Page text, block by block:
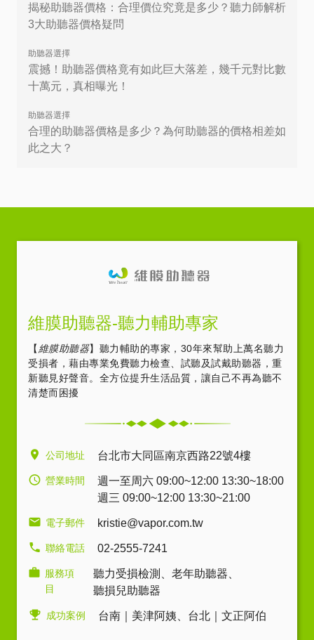
揭秘助聽器價格：合理價位究竟是多少？聽力師解析
3大助聽器價格疑問
助聽器選擇
震撼！助聽器價格竟有如此巨大落差，幾千元對比數
十萬元，真相曝光！
助聽器選擇
合理的助聽器價格是多少？為何助聽器的價格相差如
此之大？
維膜助聽器-聽力輔助專家
【 維膜助聽器】聽力輔助的專家，30年來幫助上萬名聽力
受損者，藉由專業免費聽力檢查、試聽及試戴助聽器，重
新聽見好聲音。全方位提升生活品質，讓自己不再為聽不
清楚而困擾
公司地址 台北市大同區南京西路22號4樓
營業時間
週一至周六 09:00~12:00 13:30~18:00
週三 09:00~12:00 13:30~21:00
電子郵件 kristie@vapor.com.tw
聯絡電話 02-2555-7241
服務項
目
聽力受損檢測 老年助聽器
聽損兒助聽器
成功案例 台南｜美津阿姨 台北｜文正阿伯